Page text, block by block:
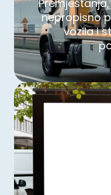
nepropisno
vozila i